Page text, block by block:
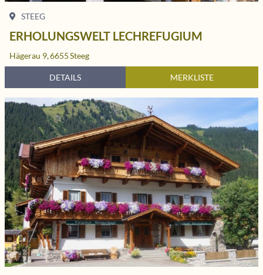
STEEG
ERHOLUNGSWELT LECHREFUGIUM
Hägerau 9,6655Steeg
DETAILS MERKLISTE